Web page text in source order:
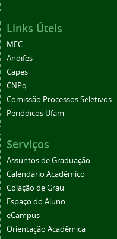
Links Úteis
MEC
Andifes
Capes
CNPq
Comissão Processos Seletivos
Periódicos Ufam
Serviços
Assuntos de Graduação
Calendário Acadêmico
Colação de Grau
Espaço do Aluno
eCampus
Orientação Acadêmica